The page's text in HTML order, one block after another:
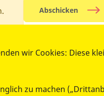
Abschicken
MITMACHEN &
wir Cookies: Diese
zu machen